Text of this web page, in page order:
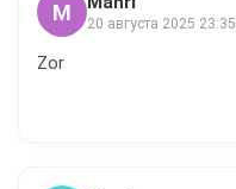
M 20 августа 2025 23:35
Zor